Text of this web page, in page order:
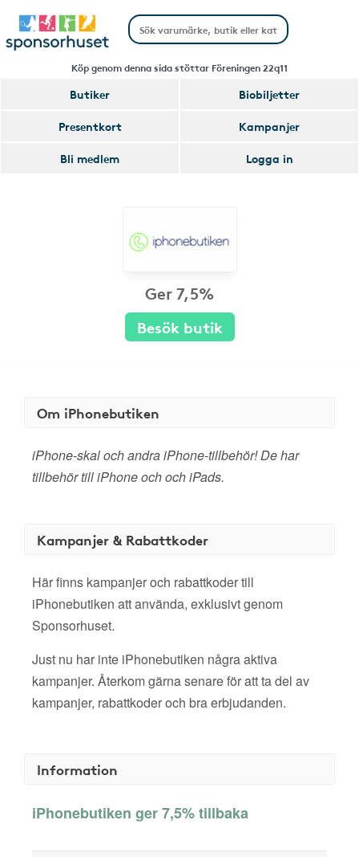
Köp genom denna sida stöttar Föreningen 22q11
Butiker
Biobiljetter
Presentkort
Kampanjer
Bli medlem
Logga in
Ger 7,5%
Besök butik
Om iPhonebutiken
iPhone-skal och andra iPhone-tillbehör! De har
tillbehör till iPhone och och iPads.
Kampanjer & Rabattkoder
Här finns kampanjer och rabattkoder till
iPhonebutiken att använda, exklusivt genom
Sponsorhuset.
Just nu har inte iPhonebutiken några aktiva
kampanjer. Återkom gärna senare för att ta del av
kampanjer, rabattkoder och bra erbjudanden.
Information
iPhonebutiken ger 7,5% tillbaka